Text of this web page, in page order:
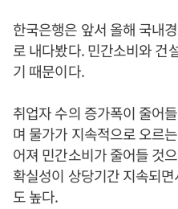
한국은행은 앞서 올해 국내
로 내다봤다. 민간소비와 건
기 때문이다.
취업자 수의 증가폭이 줄어
며 물가가 지속적으로 오르
어져 민간소비가 줄어들 것
확실성이 상당기간 지속되
도 높다.